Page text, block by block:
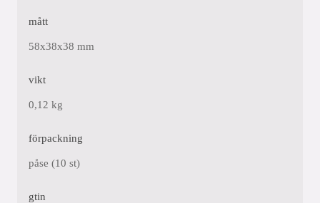
mått
58x38x38 mm
vikt
0,12 kg
förpackning
påse (10 st)
gtin